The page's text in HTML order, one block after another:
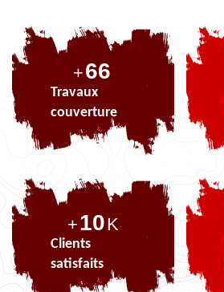
+82
Travaux
couverture
+10K
Clients
satisfaits